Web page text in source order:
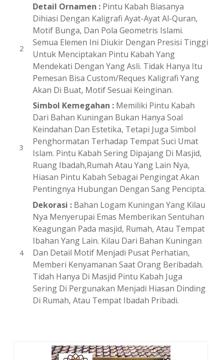
Detail Ornamen :Pintu Kabah Biasanya
Dihiasi Dengan Kaligrafi Ayat-Ayat Al-Quran,
Motif Bunga, Dan Pola Geometris Islami.
Semua Elemen Ini Diukir Dengan Presisi Tinggi
Untuk Menciptakan Pintu Kabah Yang
Mendekati Dengan Yang Asli. Tidak Hanya Itu
Pemesan Bisa Custom/Reques Kaligrafi Yang
Akan Di Buat, Motif Sesuai Keinginan.
Simbol Kemegahan :Memiliki Pintu Kabah
Dari Bahan Kuningan Bukan Hanya Soal
Keindahan Dan Estetika, Tetapi Juga Simbol
Penghormatan Terhadap Tempat Suci Umat
Islam. Pintu Kabah Sering Dipajang Di Masjid,
Ruang Ibadah,Rumah Atau Yang Lain Nya,
Hiasan Pintu Kabah Sebagai Pengingat Akan
Pentingnya Hubungan Dengan Sang Pencipta.
Dekorasi :Bahan Logam Kuningan Yang Kilau
Nya Menyerupai Emas Memberikan Sentuhan
Keagungan Pada masjid, Rumah, Atau Tempat
Ibahan Yang Lain. Kilau Dari Bahan Kuningan
Dan Detail Motif Menjadi Pusat Perhatian,
Memberi Kenyamanan Saat Orang Beribadah.
Tidah Hanya Di Masjid Pintu Kabah Juga
Sering Di Pergunakan Menjadi Hiasan Dinding
Di Rumah, Atau Tempat Ibadah Pribadi.